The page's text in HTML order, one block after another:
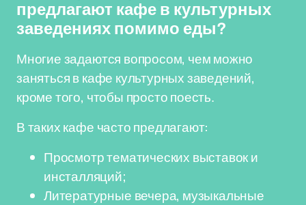
предлагают кафе в культурных
заведениях помимо еды?
Многие задаются вопросом, чем можно
заняться в кафе культурных заведений,
кроме того, чтобы просто поесть.
В таких кафе часто предлагают:
Просмотр тематических выставок и
инсталляций;
Литературные вечера, музыкальные